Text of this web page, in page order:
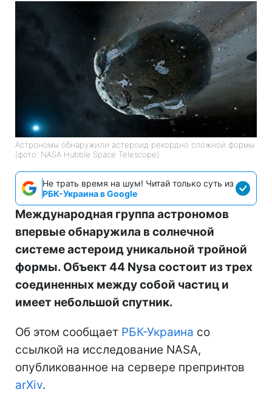
Астрономы обнаружили астероид рекордно сложной формы
(фото: NASA Hubble Space Telescope)
Не трать время на шум! Читай только суть из
РБК-Украина в Google
Международная группа астрономов
впервые обнаружила в солнечной
системе астероид уникальной тройной
формы. Объект 44 Nysa состоит из трех
соединенных между собой частиц и
имеет небольшой спутник.
Об этом сообщает РБК-Украина со
ссылкой на исследование NASA,
опубликованное на сервере препринтов
arXiv.